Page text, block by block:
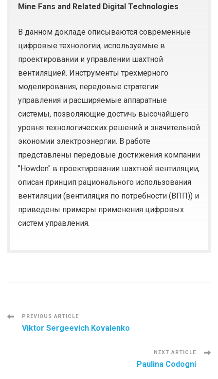
Mine Fans and Related Digital Technologies
В данном докладе описываются современные
цифровые технологии, используемые в
проектировании и управлении шахтной
вентиляцией. Инструменты трехмерного
моделирования, передовые стратегии
управления и расширяемые аппаратные
системы, позволяющие достичь высочайшего
уровня технологических решений и значительной
экономии электроэнергии. В работе
представлены передовые достижения компании
"Howden" в проектировании шахтной вентиляции,
описан принцип рационального использования
вентиляции (вентиляция по потребности (ВПП)) и
приведены примеры применения цифровых
систем управления.
Post
PREVIOUS ARTICLE
Viktor Sergeevich Kovalenko
NEXT ARTICLE
Paulina Codogni